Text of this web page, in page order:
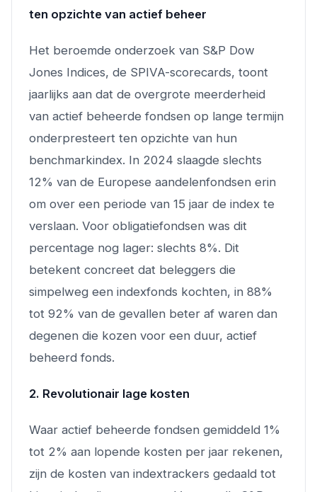
ten opzichte van actief beheer
Het beroemde onderzoek van S&P Dow
Jones Indices, de SPIVA-scorecards, toont
jaarlijks aan dat de overgrote meerderheid
van actief beheerde fondsen op lange termijn
onderpresteert ten opzichte van hun
benchmarkindex. In 2024 slaagde slechts
12% van de Europese aandelenfondsen erin
om over een periode van 15 jaar de index te
verslaan. Voor obligatiefondsen was dit
percentage nog lager: slechts 8%. Dit
betekent concreet dat beleggers die
simpelweg een indexfonds kochten, in 88%
tot 92% van de gevallen beter af waren dan
degenen die kozen voor een duur, actief
beheerd fonds.
2. Revolutionair lage kosten
Waar actief beheerde fondsen gemiddeld 1%
tot 2% aan lopende kosten per jaar rekenen,
zijn de kosten van indextrackers gedaald tot